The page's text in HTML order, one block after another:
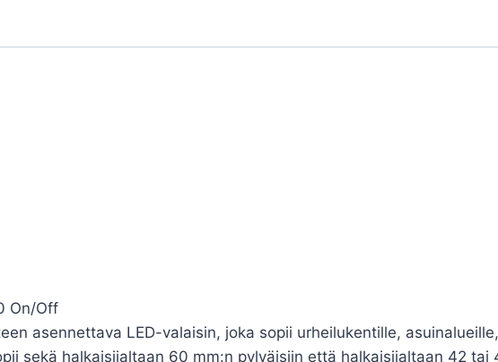
On/Off
asennettava LED-valaisin, joka sopii urheilukentille,
sekä halkaisijaltaan 60 mm:n pylväisiin että halkaisijaltaan 42